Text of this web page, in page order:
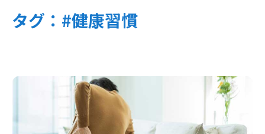
タグ：#健康習慣